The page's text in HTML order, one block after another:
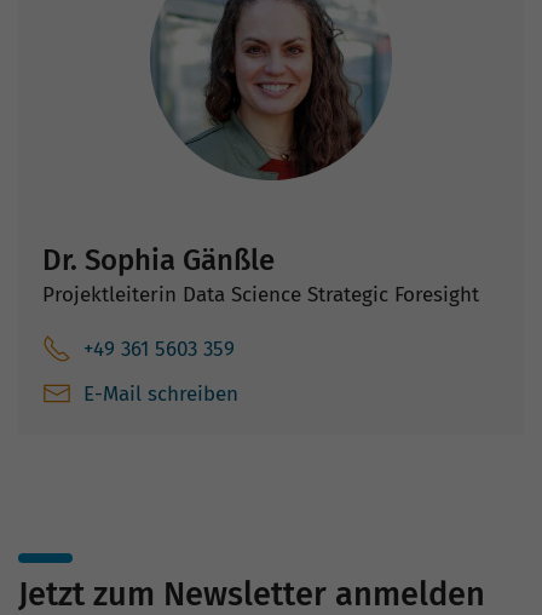
Dr. Sophia Gänßle
Projektleiterin Data Science Strategic Foresight
+49 361 5603 359
E-Mail schreiben
Jetzt zum Newsletter anmelden